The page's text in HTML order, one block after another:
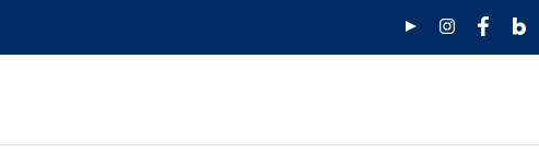
유
인
페
네
그